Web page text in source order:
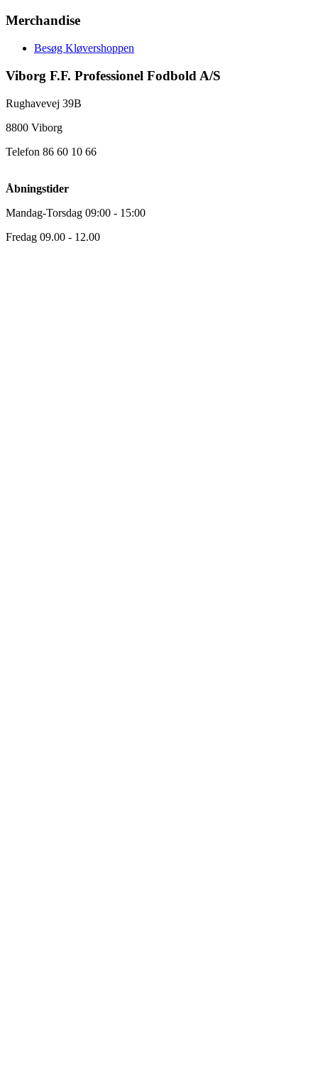
Merchandise
Besøg Kløvershoppen
Viborg F.F. Professionel Fodbold A/S
Rughavevej 39B
8800 Viborg
Telefon 86 60 10 66
Åbningstider
Mandag-Torsdag 09:00 - 15:00
Fredag 09.00 - 12.00